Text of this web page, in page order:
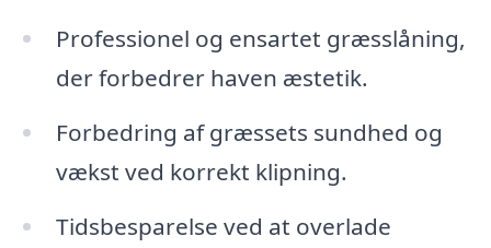
Professionel og ensartet græsslåning,
der forbedrer haven æstetik.
Forbedring af græssets sundhed og
vækst ved korrekt klipning.
Tidsbesparelse ved at overlade